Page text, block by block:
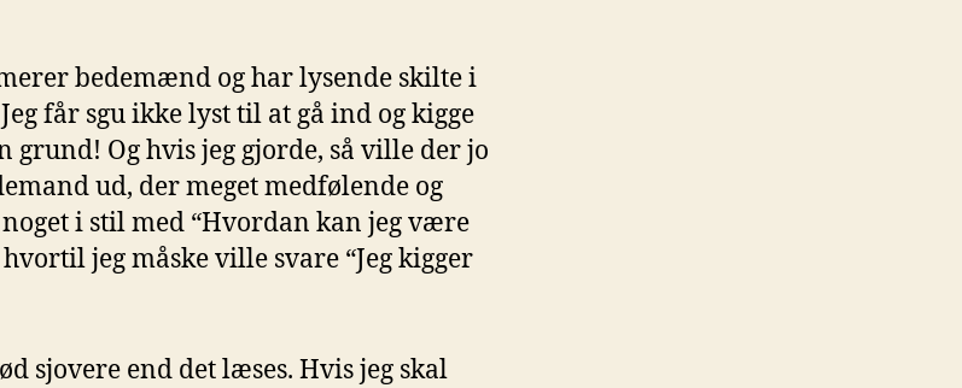
bedemænd og har lysende skilte i
får sgu ikke lyst til at gå ind og kigge
grund! Og hvis jeg gjorde, så ville der jo
ud, der meget medfølende og
i stil med “Hvordan kan jeg være
jeg måske ville svare “Jeg kigger
sjovere end det læses. Hvis jeg skal